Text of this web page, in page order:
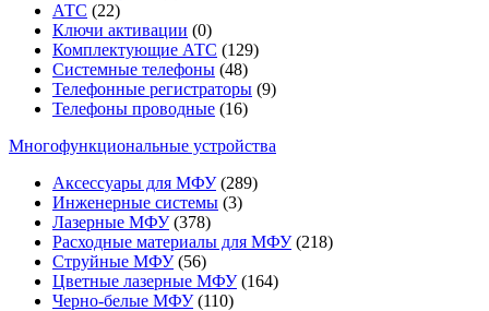
АТС (22)
Ключи активации (0)
Комплектующие АТС (129)
Системные телефоны (48)
Телефонные регистраторы (9)
Телефоны проводные (16)
Многофункциональные устройства
Аксессуары для МФУ(289)
Инженерные системы (3)
Лазерные МФУ(378)
Расходные материалы для МФУ(218)
Струйные МФУ(56)
Цветные лазерные МФУ(164)
Черно-белые МФУ(110)